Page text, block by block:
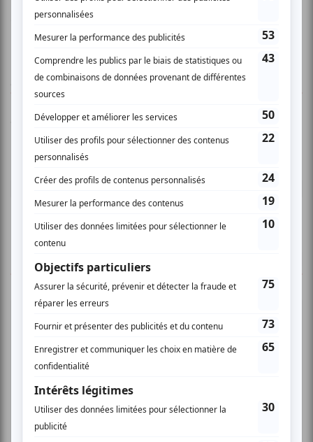
Chorégraphie et danse de Jocelyne Montpetit
AUCUN COMMENTAIRE
Vous devez être connecté pour
donner un avis.
Connectez-vous ici.